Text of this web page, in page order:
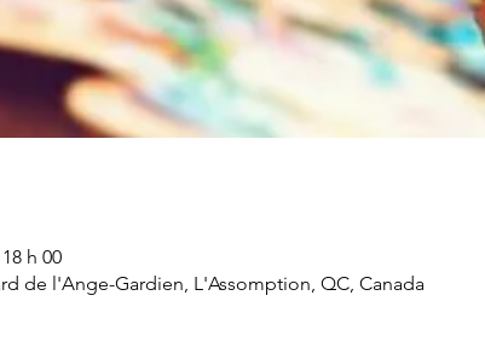
h 00
de l'Ange-Gardien, L'Assomption, QC, Canada